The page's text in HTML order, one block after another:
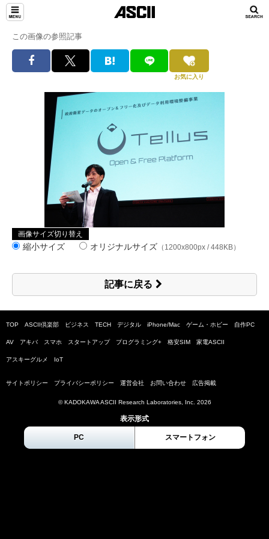
この画像の参照記事
お気に入り
画像サイズ切り替え
縮小サイズ オリジナルサイズ （1200x800px / 448KB）
記事に戻る
TOP ASCII倶楽部 ビジネス TECH デジタル iPhone/Mac ゲーム・ホビー 自作PC
AV アキバ スマホ スタートアップ プログラミング+ 格安SIM 家電ASCII
アスキーグルメ IoT
サイトポリシー プライバシーポリシー 運営会社 お問い合わせ 広告掲載
© KADOKAWA ASCII Research Laboratories, Inc. 2026
表示形式
PC スマートフォン